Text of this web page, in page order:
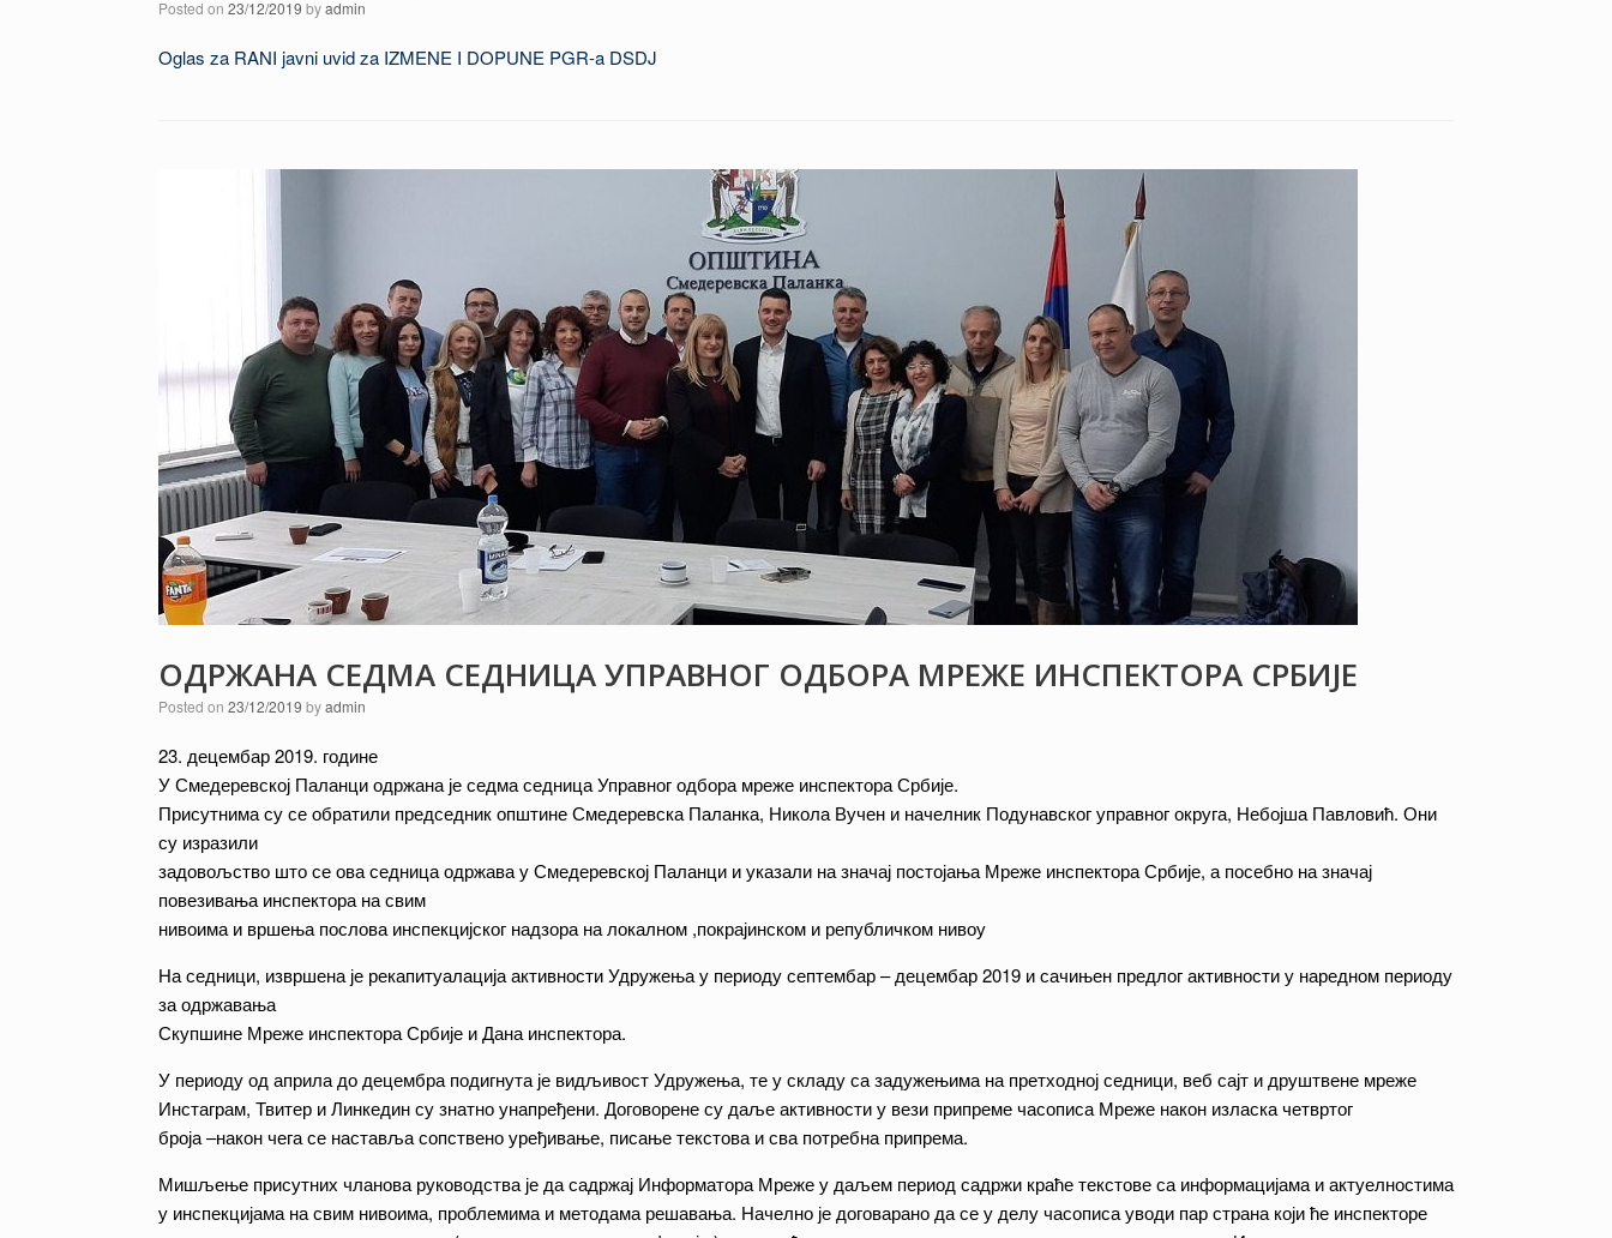
Posted on 23/12/2019 byadmin
Oglas za RANI javni uvid za IZMENE I DOPUNE PGR-a DSDJ
ОДРЖАНА СЕДМА СЕДНИЦА УПРАВНОГ ОДБОРА МРЕЖЕ ИНСПЕКТОРА СРБИЈЕ
Posted on 23/12/2019 byadmin
23. децембар 2019. године
У Смедеревској Паланци одржана је седма седница Управног одбора мреже инспектора Србије.
Присутнима су се обратили председник општине Смедеревска Паланка, Никола Вучен и начелник Подунавског управног округа, Небојша Павловић. Они
су изразили
задовољство што се ова седница одржава у Смедеревској Паланци и указали на значај постојања Мреже инспектора Србије, а посебно на значај
повезивања инспектора на свим
нивоима и вршења послова инспекцијског надзора на локалном ,покрајинском и републичком нивоу
На седници, извршена је рекапитуалација активности Удружења у периоду септембар – децембар 2019 и сачињен предлог активности у наредном периоду
за одржавања
Скупшине Мреже инспектора Србије и Дана инспектора.
У периоду од априла до децембра подигнута је видљивост Удружења, те у складу са задужењима на претходној седници, веб сајт и друштвене мреже
Инстаграм, Твитер и Линкедин су знатно унапређени. Договорене су даље активности у вези припреме часописа Мреже након изласка четвртог
броја –након чега се наставља сопствено уређивање, писање текстова и сва потребна припрема.
Мишљење присутних чланова руководства је да садржај Информатора Мреже у даљем период садржи краће текстове са информацијама и актуелностима
у инспекцијама на свим нивоима, проблемима и методама решавања. Начелно је договарано да се у делу часописа уводи пар страна који ће инспекторе